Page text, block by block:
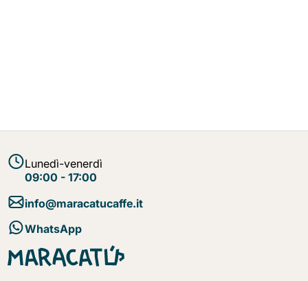
Lunedì-venerdì
09:00 - 17:00
info@maracatucaffe.it
WhatsApp